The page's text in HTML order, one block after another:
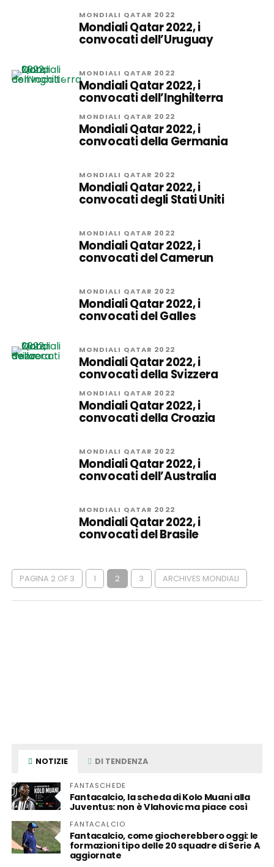
MONDIALI QATAR 2022
Mondiali Qatar 2022, i
convocati dell’Uruguay
MONDIALI QATAR 2022
Mondiali Qatar 2022, i
convocati dell’Inghilterra
MONDIALI QATAR 2022
Mondiali Qatar 2022, i
convocati della Germania
MONDIALI QATAR 2022
Mondiali Qatar 2022, i
convocati degli Stati Uniti
MONDIALI QATAR 2022
Mondiali Qatar 2022, i
convocati del Camerun
MONDIALI QATAR 2022
Mondiali Qatar 2022, i
convocati del Galles
MONDIALI QATAR 2022
Mondiali Qatar 2022, i
convocati della Svizzera
MONDIALI QATAR 2022
Mondiali Qatar 2022, i
convocati della Croazia
MONDIALI QATAR 2022
Mondiali Qatar 2022, i
convocati dell’Australia
MONDIALI QATAR 2022
Mondiali Qatar 2022, i
convocati del Brasile
PAGINA 2 OF 3 1 2 3 ARCHIVES MONDIALI
NOTIZIE DI TENDENZA
FANTASCHEDE
Fantacalcio, la scheda di Kolo Muani alla
Juventus: non è Vlahovic ma piace così
FANTACALCIO
Fantacalcio, come giocherebbero oggi: le
formazioni tipo delle 20 squadre di Serie A
aggiornate